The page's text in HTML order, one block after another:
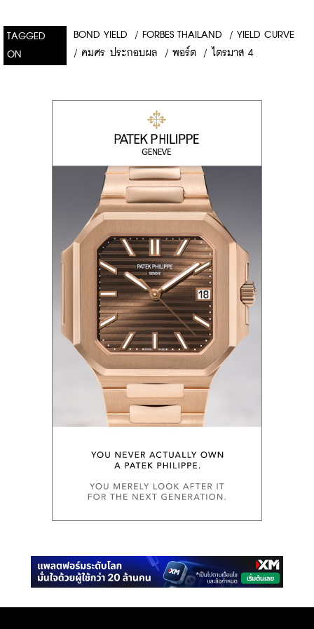
TAGGED
ON
BOND YIELD / FORBES THAILAND / YIELD CURVE
/ คมศร ประกอบผล / พอร์ต / ไตรมาส 4